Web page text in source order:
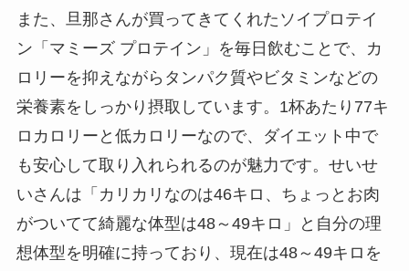
また、旦那さんが買ってきてくれたソイプロテイ
ン「マミーズ プロテイン」を毎日飲むことで、カ
ロリーを抑えながらタンパク質やビタミンなどの
栄養素をしっかり摂取しています。1杯あたり77キ
ロカロリーと低カロリーなので、ダイエット中で
も安心して取り入れられるのが魅力です。せいせ
いさんは「カリカリなのは46キロ、ちょっとお肉
がついてて綺麗な体型は48～49キロ」と自分の理
想体型を明確に持っており、現在は48～49キロを